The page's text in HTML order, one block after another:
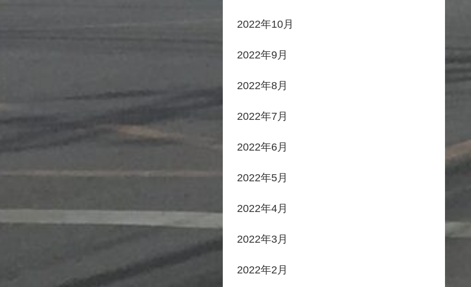
2022年10月
2022年9月
2022年8月
2022年7月
2022年6月
2022年5月
2022年4月
2022年3月
2022年2月